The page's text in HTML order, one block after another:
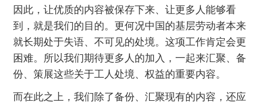
因此，让优质的内容被保存下来、让更多人能够看
到，就是我们的目的。更何况中国的基层劳动者本来
就长期处于失语、不可见的处境。这项工作肯定会更
困难。所以我们期待更多人的加入，一起来汇聚、备
份、策展这些关于工人处境、权益的重要内容。
而在此之上，我们除了备份、汇聚现有的内容，还应